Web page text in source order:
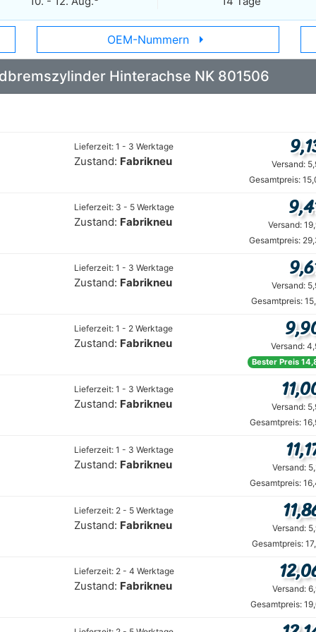
OEM-Nummern arrow_right
Hinterachse NK 801506
Lieferzeit: 1 - 3 Werktage
Zustand: Fabrikneu Versand:
Gesamtpreis:
Lieferzeit: 3 - 5 Werktage
Zustand: Fabrikneu Versand:
Gesamtpreis:
Lieferzeit: 1 - 3 Werktage
Zustand: Fabrikneu Versand:
Gesamtpreis:
Lieferzeit: 1 - 2 Werktage
Zustand: Fabrikneu Versand:
Bester Preis
Lieferzeit: 1 - 3 Werktage
Zustand: Fabrikneu Versand:
Gesamtpreis:
Lieferzeit: 1 - 3 Werktage
Zustand: Fabrikneu Versand:
Gesamtpreis:
Lieferzeit: 2 - 5 Werktage
Zustand: Fabrikneu Versand:
Gesamtpreis:
Lieferzeit: 2 - 4 Werktage
Zustand: Fabrikneu Versand:
Gesamtpreis: